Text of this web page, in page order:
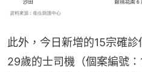
此外，今日新增的15宗確
29歲的士司機（個案編號